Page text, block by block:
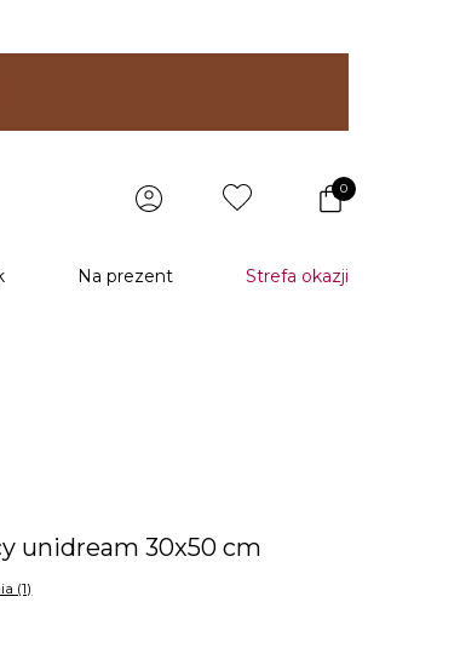
0
Na prezent Strefa okazji
unidream 30x50 cm
(1)